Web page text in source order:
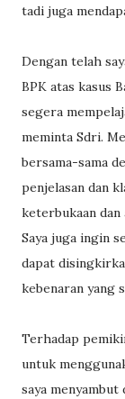
tadi juga
Dengan telah
BPK atas kasus
segera
meminta Sdri.
bersama-sama
penjelasan dan
keterbukaan
Saya juga ingin
dapat
kebenaran yang
Terhadap
untuk
saya